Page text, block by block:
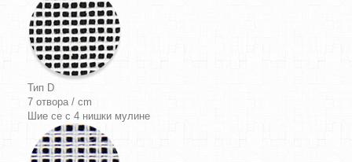
Тип D
7 отвора / cm
Шие се с 4 нишки мулине